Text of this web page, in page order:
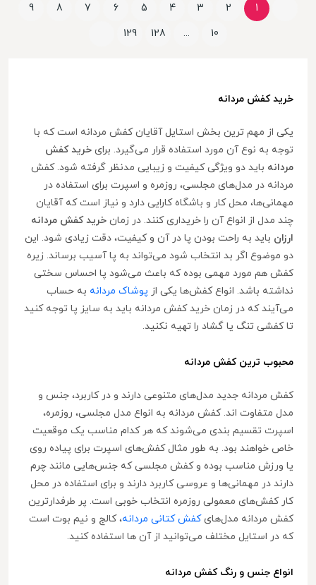
1
2
3
4
5
6
7
8
9
10
...
128
129
خرید کفش مردانه
یکی از مهم ترین بخش استایل آقایان کفش مردانه است که با
توجه به نوع آن مورد استفاده قرار می‌گیرد. برای خرید کفش
مردانه باید دو ویژگی کیفیت و زیبایی مدنظر گرفته شود. کفش
مردانه در مدل‌های مجلسی، روزمره و اسپرت برای استفاده در
مهمانی‌ها، محل کار و باشگاه کارایی دارد و نیاز است که آقایان
چند مدل از انواع آن را خریداری کنند. در زمان خرید کفش مردانه
ارزان باید به راحت بودن پا در آن و کیفیت، دقت زیادی شود. این
دو موضوع اگر بد انتخاب شود می‌تواند به پا آسیب برساند. زیره
کفش هم مورد مهمی بوده که باعث می‌شود پا احساس سختی
نداشته باشد. انواع کفش‌ها یکی از پوشاک مردانه به حساب
می‌آیند که در زمان خرید کفش مردانه باید به سایز پا توجه کنید
تا کفشی تنگ یا گشاد را تهیه نکنید.
محبوب ترین کفش مردانه
کفش مردانه جدید مدل‌های متنوعی دارند و در کاربرد، جنس و
مدل متفاوت اند. کفش مردانه به انواع مدل مجلسی، روزمره،
اسپرت تقسیم بندی می‌شوند که هر کدام مناسب یک موقعیت
خاص خواهند بود. به طور مثال کفش‌های اسپرت برای پیاده روی
یا ورزش مناسب بوده و کفش مجلسی که جنس‌هایی مانند چرم
دارند در مهمانی‌ها و عروسی کاربرد دارند و برای استفاده در محل
کار کفش‌های معمولی روزمره انتخاب خوبی است. پر طرفدارترین
کفش مردانه مدل‌هایکفش کتانی مردانه، کالج و نیم بوت است
که در استایل مختلف می‌توانید از آن ها استفاده کنید.
انواع جنس و رنگ کفش مردانه